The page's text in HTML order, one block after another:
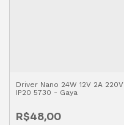
Driver Nano 24W 12V 2A 220V
IP20 5730 - Gaya
R$48,00